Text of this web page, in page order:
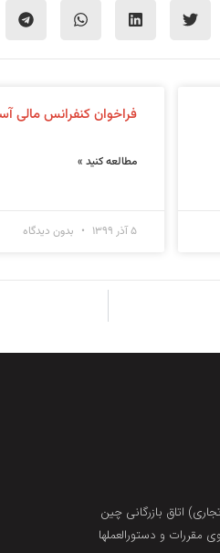
فراخوان کنفرانس مالی آسیا
مطالعه کنید »
۵ آذر ۱۳۹۹ بدون دیدگاه
اتاق بازرگانی چین
و دستورالعملها